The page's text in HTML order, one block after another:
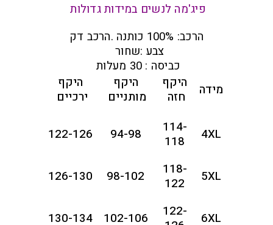
פיג'מה לנשים במידות גדולות
הרכב: 100% כותנה .הרכב דק
צבע :שחור
כביסה : 30 מעלות
מידה
היקף
חזה
היקף
מותניים
היקף
ירכיים
4XL
114-
118
94-98
122-126
5XL
118-
122
98-102
126-130
6XL
122-
102-106
130-134